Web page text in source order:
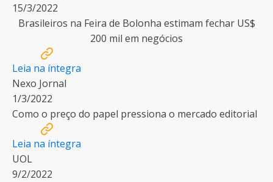
15/3/2022
Brasileiros na Feira de Bolonha estimam fechar US$
200 mil em negócios
Leia na íntegra
Nexo Jornal
1/3/2022
Como o preço do papel pressiona o mercado editorial
Leia na íntegra
UOL
9/2/2022